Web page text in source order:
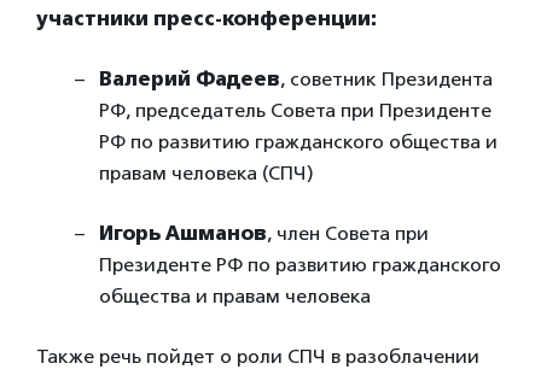
участники пресс-конференции:
Валерий Фадеев, советник Президента
РФ, председатель Совета при Президенте
РФ по развитию гражданского общества и
правам человека (СПЧ)
Игорь Ашманов, член Совета при
Президенте РФ по развитию гражданского
общества и правам человека
Также речь пойдет о роли СПЧ в разоблачении